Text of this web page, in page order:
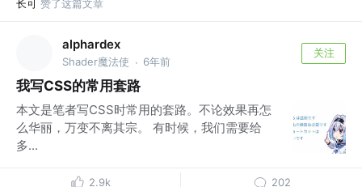
长可 赞了这篇文章
alphardex
Shader魔法使 · 6年前
关注
我写CSS的常用套路
本文是笔者写CSS时常用的套路。不论效果再怎
么华丽，万变不离其宗。 有时候，我们需要给
多...
2.9k 202